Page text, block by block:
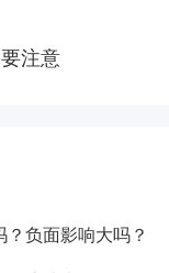
注意
负面影响大吗？